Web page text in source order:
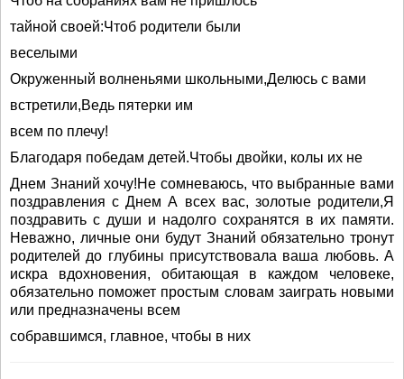
тайной своей:Чтоб родители были
веселыми
Окруженный волненьями школьными,Делюсь с вами
встретили,Ведь пятерки им
всем по плечу!
Благодаря победам детей.Чтобы двойки, колы их не
Днем Знаний хочу!Не сомневаюсь, что выбранные вами
поздравления с Днем А всех вас, золотые родители,Я
поздравить с души и надолго сохранятся в их памяти.
Неважно, личные они будут Знаний обязательно тронут
родителей до глубины присутствовала ваша любовь. А
искра вдохновения, обитающая в каждом человеке,
обязательно поможет простым словам заиграть новыми
или предназначены всем
собравшимся, главное, чтобы в них